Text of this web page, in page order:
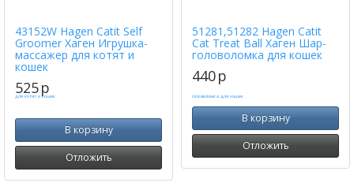
43152W Hagen Catit Self
Groomer Хаген Игрушка-
массажер для котят и
кошек
525p
В корзину
Отложить
51281,51282 Hagen Catit
Cat Treat Ball Хаген Шар-
головоломка для кошек
440p
В корзину
Отложить